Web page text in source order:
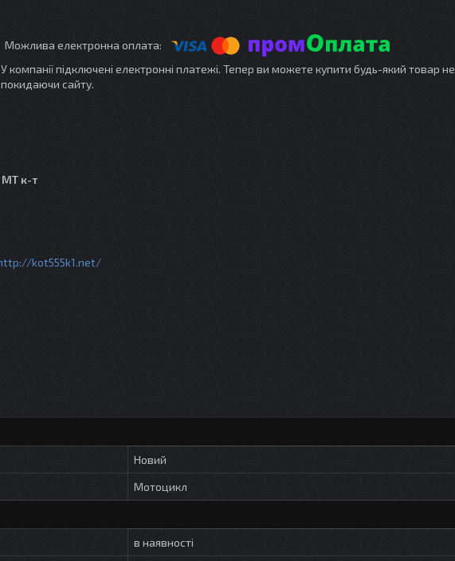
У компанії підключені електронні платежі. Тепер ви можете купити будь-який товар не
покидаючи сайту.
МТ к-т
kot555k1.net/
Новий
Мотоцикл
в наявності